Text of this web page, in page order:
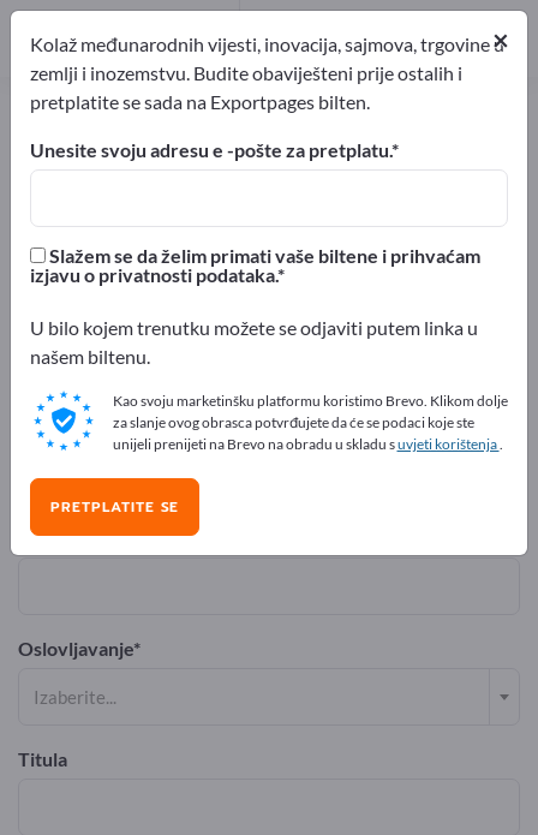
Pridružite se
dio globalnog tržišta za
dobavljače i kupce.
Napravite prvi korak prema novim međunarodnim
dio svjetskog tržišta za dobavljače i kupce.
Naziv tvrtke
Oslovljavanje
Izaberite...
Titula
×
Kolaž međunarodnih vijesti, inovacija, sajmova, trgovine u
zemlji i inozemstvu. Budite obaviješteni prije ostalih i
pretplatite se sada na Exportpages bilten.
Unesite svoju adresu e -pošte za pretplatu.
Slažem se da želim primati vaše biltene i prihvaćam
izjavu o privatnosti podataka.
U bilo kojem trenutku možete se odjaviti putem linka u
našem biltenu.
Kao svoju marketinšku platformu koristimo Brevo. Klikom dolje
za slanje ovog obrasca potvrđujete da će se podaci koje ste
unijeli prenijeti na Brevo na obradu u skladu suvjeti korištenja.
PRETPLATITE SE